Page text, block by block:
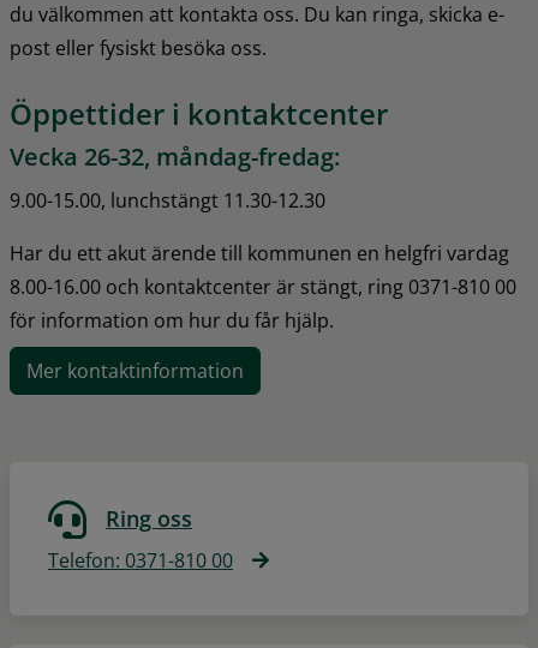
du välkommen att kontakta oss. Du kan ringa, skicka e-
post eller fysiskt besöka oss.
Öppettider i kontaktcenter
Vecka 26-32, måndag-fredag:
9.00-15.00, lunchstängt 11.30-12.30
Har du ett akut ärende till kommunen en helgfri vardag
8.00-16.00 och kontaktcenter är stängt, ring 0371-810 00
för information om hur du får hjälp.
Mer kontaktinformation
Ring oss
Telefon: 0371-810 00